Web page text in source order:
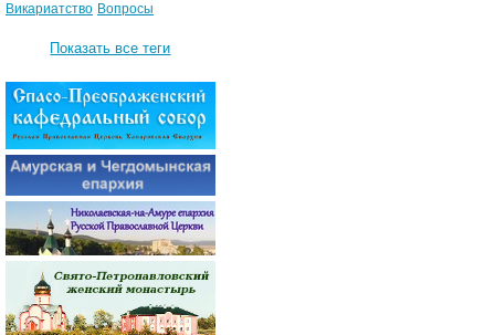
Викариатство Вопросы
Показать все теги